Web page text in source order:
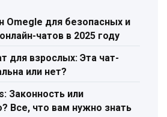
Omegle для безопасных и
чатов в 2025 году
для взрослых: Эта чат-
или нет?
Законность или
Все, что вам нужно знать